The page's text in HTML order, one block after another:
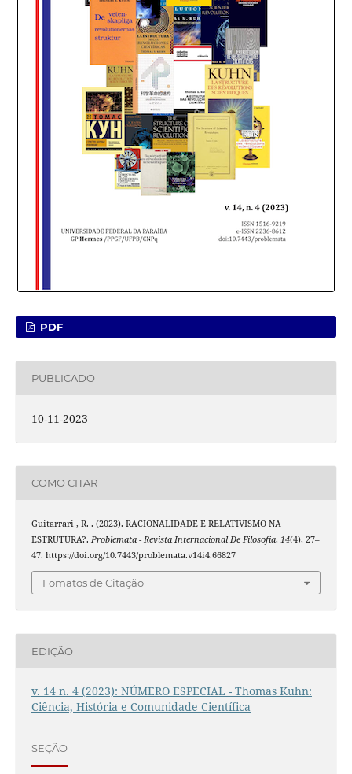
PDF
PUBLICADO
10-11-2023
COMO CITAR
Guitarrari , R. . (2023). RACIONALIDADE E RELATIVISMO NA
ESTRUTURA?. Problemata - Revista Internacional De Filosofia, 14(4), 27–
47. https://doi.org/10.7443/problemata.v14i4.66827
Fomatos de Citação
EDIÇÃO
v. 14 n. 4 (2023): NÚMERO ESPECIAL - Thomas Kuhn:
Ciência, História e Comunidade Científica
SEÇÃO